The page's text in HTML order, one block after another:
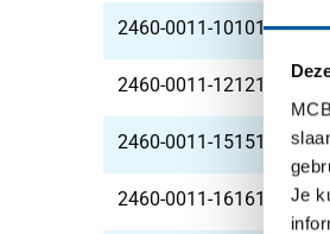
Je
2460-0011-10101
2460-0011-12121
2460-0011-15151
2460-0011-16161